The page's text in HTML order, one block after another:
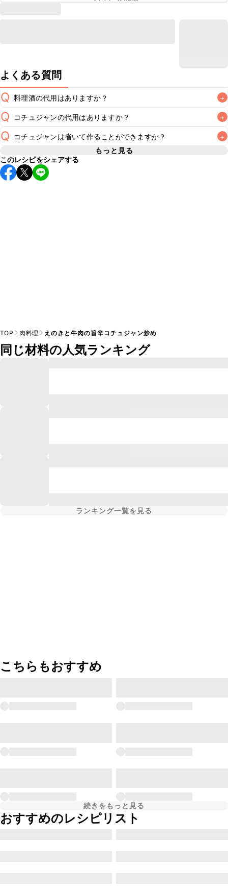
よくある質問
Q 料理酒の代用はありますか？ +
A
Q コチュジャンの代用はありますか？ +
A
Q コチュジャンは省いて作ることができますか？ +
A
使用量が少ない場合は省いてもお作りいただけますが、メイ
ンの味付けとして使用している場合は省くと味がぼやける可
能性があるため、
もっと見る
このレシピをシェアする
TOP 肉料理 えのきと牛肉の旨辛コチュジャン炒め
同じ材料の人気ランキング
ランキング一覧を見る
こちらもおすすめ
続きをもっと見る
おすすめのレシピリスト